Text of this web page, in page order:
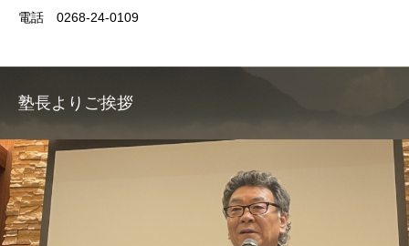
電話 0268-24-0109
塾長よりご挨拶